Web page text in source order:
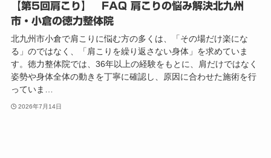
【第5回肩こり】 FAQ 肩こりの悩み解決北九州
市・小倉の徳力整体院
北九州市小倉で肩こりに悩む方の多くは、「その場だけ楽にな
る」のではなく、「肩こりを繰り返さない身体」を求めていま
す。徳力整体院では、36年以上の経験をもとに、肩だけではなく
姿勢や身体全体の動きを丁寧に確認し、原因に合わせた施術を行
っていま…
2026年7月14日